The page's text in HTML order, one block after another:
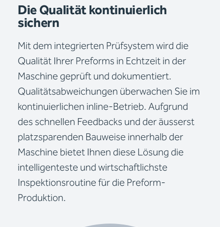
Die Qualität kontinuierlich
sichern
Mit dem integrierten Prüfsystem wird die
Qualität Ihrer Preforms in Echtzeit in der
Maschine geprüft und dokumentiert.
Qualitätsabweichungen überwachen Sie im
kontinuierlichen inline-Betrieb. Aufgrund
des schnellen Feedbacks und der äusserst
platzsparenden Bauweise innerhalb der
Maschine bietet Ihnen diese Lösung die
intelligenteste und wirtschaftlichste
Inspektionsroutine für die Preform-
Produktion.